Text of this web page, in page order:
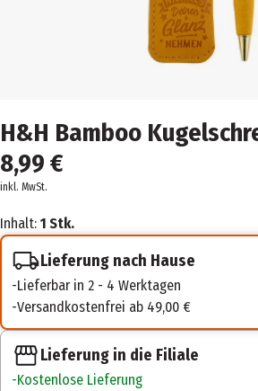
H&H Bamboo
8,99 €
inkl. MwSt.
Inhalt: 1 Stk.
Lieferung nach Hause
Lieferbar in 2 - 4 Werktagen
Versandkostenfrei ab 49,00 €
Lieferung in die Filiale
Kostenlose Lieferung